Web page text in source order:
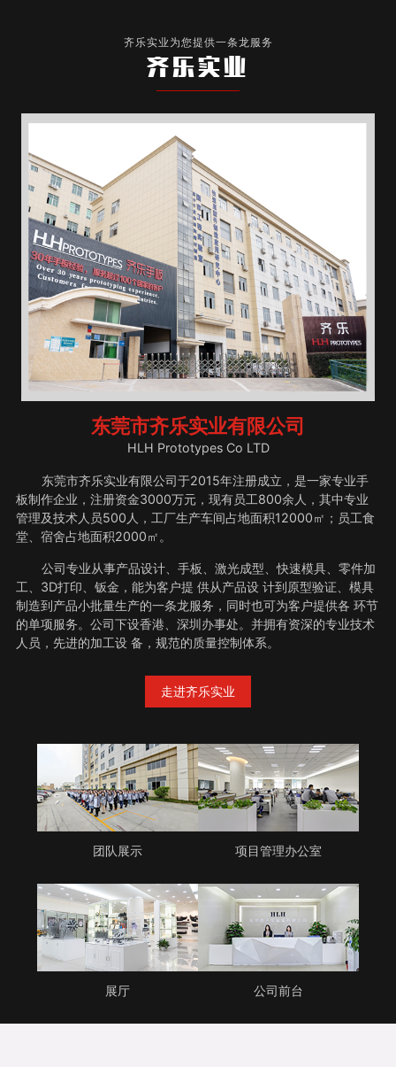
齐乐实业为您提供一条龙服务
齐乐实业
东莞市齐乐实业有限公司
HLH Prototypes Co LTD
东莞市齐乐实业有限公司于2015年注册成立，是一家专业手
板制作企业，注册资金3000万元，现有员工800余人，其中专业
管理及技术人员500人，工厂生产车间占地面积12000㎡；员工食
堂、宿舍占地面积2000㎡。
公司专业从事产品设计、手板、激光成型、快速模具、零件加
工、3D打印、钣金，能为客户提 供从产品设 计到原型验证、模具
制造到产品小批量生产的一条龙服务，同时也可为客户提供各 环节
的单项服务。公司下设香港、深圳办事处。并拥有资深的专业技术
人员，先进的加工设 备，规范的质量控制体系。
走进齐乐实业
团队展示 项目管理办公室
展厅 公司前台